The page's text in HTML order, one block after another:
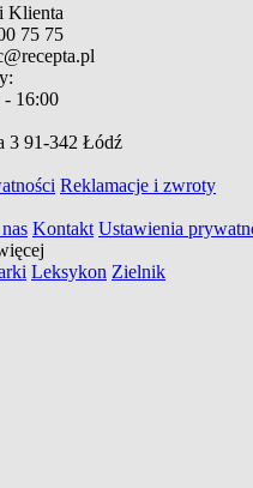
Klienta
75 75
- 16:00
3 91-342 Łódź
Reklamacje i zwroty
Kontakt Ustawienia
Leksykon Zielnik